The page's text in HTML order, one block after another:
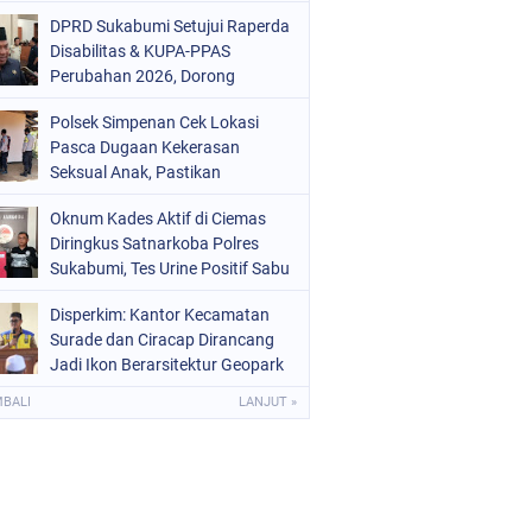
DPRD Sukabumi Setujui Raperda
Disabilitas & KUPA-PPAS
Perubahan 2026, Dorong
Polsek Simpenan Cek Lokasi
Pasca Dugaan Kekerasan
Seksual Anak, Pastikan
Oknum Kades Aktif di Ciemas
Diringkus Satnarkoba Polres
Sukabumi, Tes Urine Positif Sabu
Disperkim: Kantor Kecamatan
Surade dan Ciracap Dirancang
Jadi Ikon Berarsitektur Geopark
LANJUT »